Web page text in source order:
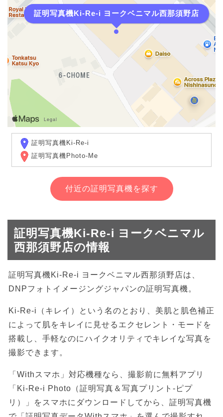
証明写真機Ki-Re-i ヨークベニマル西那須野店
証明写真機Ki-Re-i
証明写真機Photo-Me
付近の証明写真機を探す
証明写真機Ki-Re-i ヨークベニマル
西那須野店の情報
証明写真機Ki-Re-i ヨークベニマル西那須野店は、
DNPフォトイメージングジャパンの証明写真機。
Ki-Re-i（キレイ）という名のとおり、美肌と肌色補正
によって肌をキレイに見せるエクセレント・モードを
搭載し、手軽なのにハイクオリティでキレイな写真を
撮影できます。
「Withスマホ」対応機種なら、撮影前に無料アプリ
「Ki-Re-i Photo（証明写真＆写真プリント-ピプ
リ）」をスマホにダウンロードしてから、証明写真機